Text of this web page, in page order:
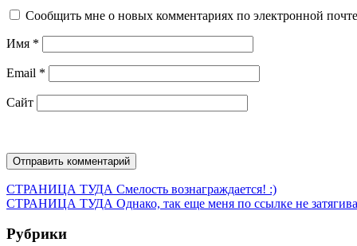
Сообщить мне о новых комментариях по электронной почте
Имя *
Email *
Сайт
Навигация
по
записям
СТРАНИЦА ТУДА Предыдущая
запись:
Смелость вознаграждается! :)
СТРАНИЦА ТУДА Следующая
Однако, так еще меня по ссылке не
Рубрики